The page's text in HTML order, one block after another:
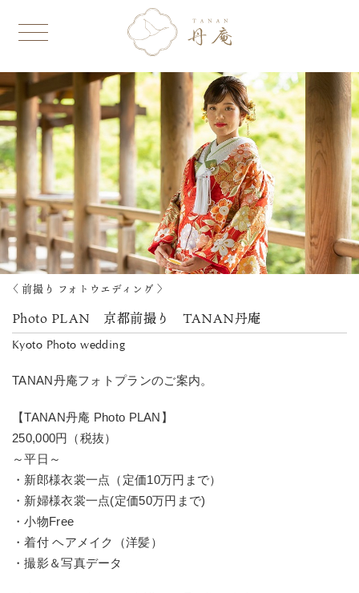
〈 前撮り フォトウエディング 〉
Photo PLAN 京都前撮り TANAN丹庵
Kyoto Photo wedding
TANAN丹庵フォトプランのご案内。
【TANAN丹庵 Photo PLAN】
250,000円（税抜）
～平日～
・新郎様衣裳一点（定価10万円まで）
・新婦様衣裳一点(定価50万円まで)
・小物Free
・着付 ヘアメイク（洋髪）
・撮影＆写真データ